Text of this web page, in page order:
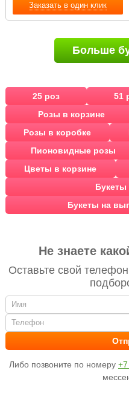
Заказать в один клик
Больше
25 роз 51
Розы в корзине
Розы в коробке
Пионовидные розы
Цветы в корзине
Букеты на
Не знаете
Оставьте свой
Либо позвоните по номеру